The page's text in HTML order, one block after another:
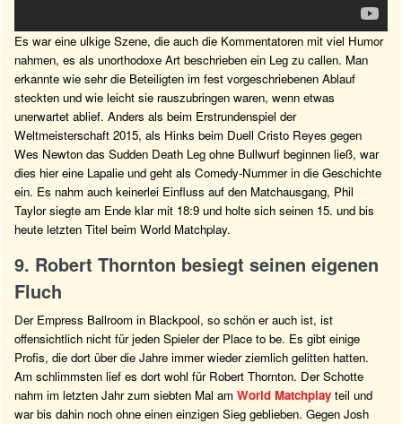
Es war eine ulkige Szene, die auch die Kommentatoren mit viel Humor
nahmen, es als unorthodoxe Art beschrieben ein Leg zu callen. Man
erkannte wie sehr die Beteiligten im fest vorgeschriebenen Ablauf
steckten und wie leicht sie rauszubringen waren, wenn etwas
unerwartet ablief. Anders als beim Erstrundenspiel der
Weltmeisterschaft 2015, als Hinks beim Duell Cristo Reyes gegen
Wes Newton das Sudden Death Leg ohne Bullwurf beginnen ließ, war
dies hier eine Lapalie und geht als Comedy-Nummer in die Geschichte
ein. Es nahm auch keinerlei Einfluss auf den Matchausgang, Phil
Taylor siegte am Ende klar mit 18:9 und holte sich seinen 15. und bis
heute letzten Titel beim World Matchplay.
9. Robert Thornton besiegt seinen eigenen
Fluch
Der Empress Ballroom in Blackpool, so schön er auch ist, ist
offensichtlich nicht für jeden Spieler der Place to be. Es gibt einige
Profis, die dort über die Jahre immer wieder ziemlich gelitten hatten.
Am schlimmsten lief es dort wohl für Robert Thornton. Der Schotte
nahm im letzten Jahr zum siebten Mal am World Matchplay teil und
war bis dahin noch ohne einen einzigen Sieg geblieben. Gegen Josh